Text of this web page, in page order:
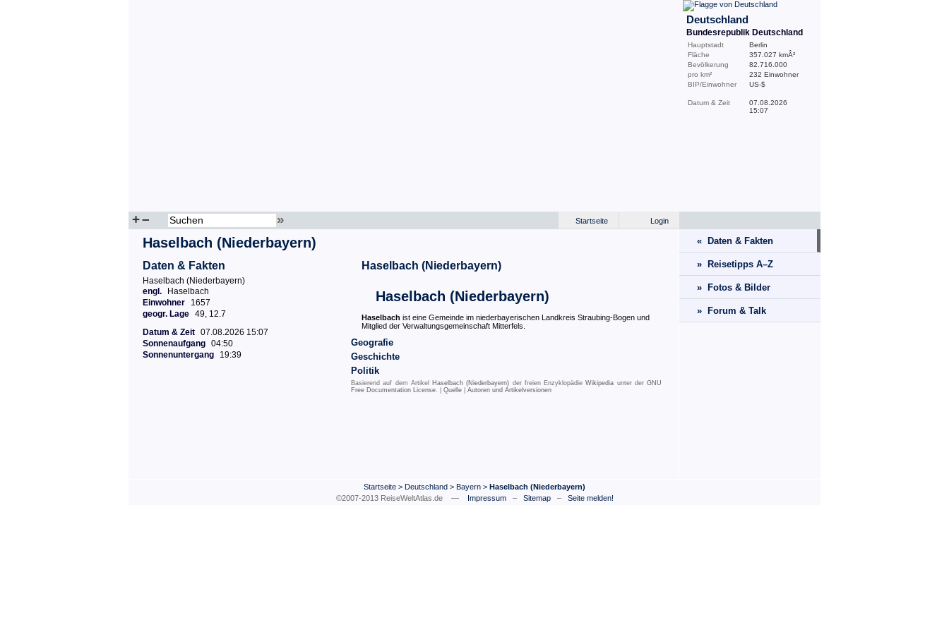
Deutschland
Bundesrepublik Deutschland
Hauptstadt
Berlin
Fläche
357.027 kmÂ²
Bevölkerung
82.716.000
pro km²
232 Einwohner
BIP/Einwohner
US-$
Datum & Zeit
07.08.2026
15:07
+– » Login
Startseite
Haselbach (Niederbayern)
Daten & Fakten
Haselbach (Niederbayern)
engl.
Haselbach
Einwohner
1657
geogr. Lage 49, 12.7
Datum & Zeit 07.08.2026 15:07
Sonnenaufgang 04:50
Sonnenuntergang
19:39
Haselbach (Niederbayern)
Haselbach (Niederbayern)
Haselbach ist eine Gemeinde im niederbayerischen Landkreis Straubing-Bogen und
Mitglied der Verwaltungsgemeinschaft Mitterfels.
Geografie
Geschichte
Politik
Basierend auf dem Artikel Haselbach (Niederbayern) der freien EnzyklopädieWikipedia unter der GNU
Free Documentation License. | Quelle Autoren und Artikelversionen
« Daten & Fakten
» Reisetipps A–Z
» Fotos & Bilder
» Forum & Talk
Startseite > Deutschland > Bayern > Haselbach (Niederbayern)
©2007-2013 ReiseWeltAtlas.de —
Impressum– Sitemap– Seite melden!